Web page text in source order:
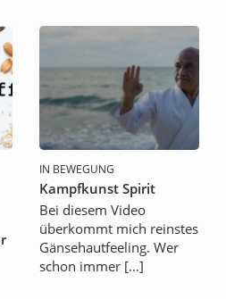
IN BEWEGUNG
Kampfkunst Spirit
Bei diesem Video
überkommt mich reinstes
Gänsehautfeeling. Wer
schon immer […]